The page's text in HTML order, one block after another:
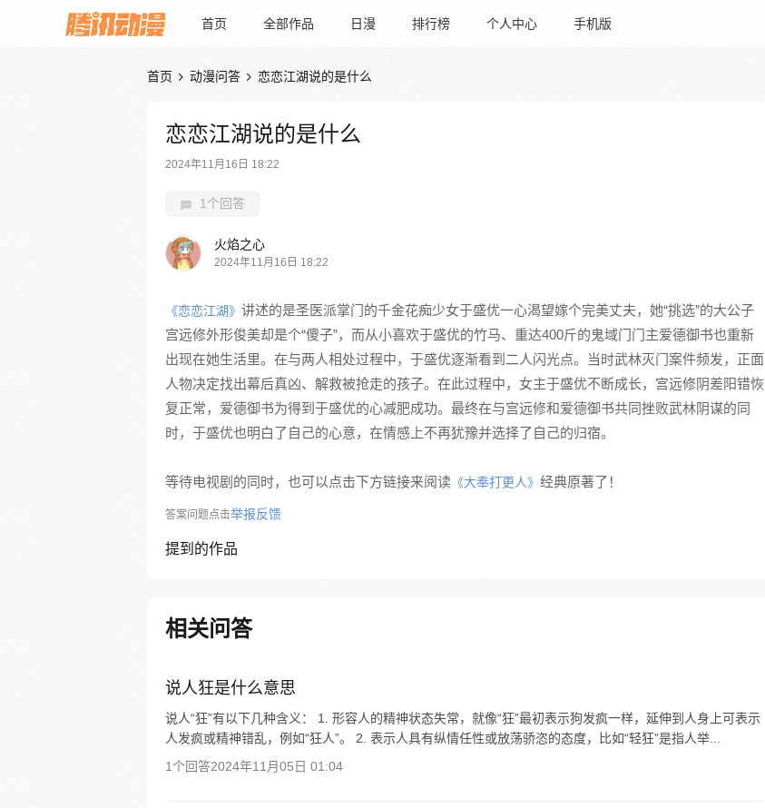
首页 全部作品 日漫 排行榜 个人中心 手机版
首页  动漫问答  恋恋江湖说的是什么
恋恋江湖说的是什么
2024年11月16日 18:22
1个回答
火焰之心
2024年11月16日 18:22
《恋恋江湖》 讲述的是圣医派掌门的千金花痴少女于盛优一心渴望嫁个完美丈夫，她“挑选”的大公子
宫远修外形俊美却是个“傻子”，而从小喜欢于盛优的竹马、重达400斤的鬼域门门主爱德御书也重新
出现在她生活里。在与两人相处过程中，于盛优逐渐看到二人闪光点。当时武林灭门案件频发，正面
人物决定找出幕后真凶、解救被抢走的孩子。在此过程中，女主于盛优不断成长，宫远修阴差阳错恢
复正常，爱德御书为得到于盛优的心减肥成功。最终在与宫远修和爱德御书共同挫败武林阴谋的同
时，于盛优也明白了自己的心意，在情感上不再犹豫并选择了自己的归宿。
等待电视剧的同时，也可以点击下方链接来阅读 《大奉打更人》 经典原著了！
答案问题点击举报反馈
提到的作品
相关问答
说人狂是什么意思
说人“狂”有以下几种含义： 1. 形容人的精神状态失常，就像“狂”最初表示狗发疯一样，延伸到人身上可表示
人发疯或精神错乱，例如“狂人”。 2. 表示人具有纵情任性或放荡骄恣的态度，比如“轻狂”是指人举...
1个回答2024年11月05日 01:04